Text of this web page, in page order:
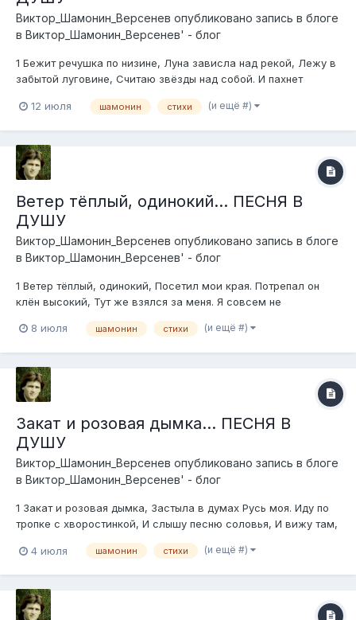
Виктор_Шамонин_Версенев опубликовано запись в блоге
в Виктор_Шамонин_Версенев' - блог
1 Бежит речушка по низине, Луна зависла над рекой, Лежу в
забытой луговине, Считаю звёзды над собой. И пахнет
соснами седыми, Гуляет новенький денёк. Припев: А речка
12 июля шамонин стихи (и ещё #)
Ветер тёплый, одинокий... ПЕСНЯ В
ДУШУ
Виктор_Шамонин_Версенев опубликовано запись в блоге
в Виктор_Шамонин_Версенев' - блог
1 Ветер тёплый, одинокий, Посетил мои края. Потрепал он
клён высокий, Тут же взялся за меня. Я совсем не
прослезился, И меня зацеловал. Припев: И смеялось солнце
8 июля шамонин стихи (и ещё #)
Закат и розовая дымка... ПЕСНЯ В
ДУШУ
Виктор_Шамонин_Версенев опубликовано запись в блоге
в Виктор_Шамонин_Версенев' - блог
1 Закат и розовая дымка, Застыла в думах Русь моя. Иду по
тропке с хворостинкой, И слышу песню соловья, И вижу там,
старую избушку, И старый сломанный плетень....
4 июля шамонин стихи (и ещё #)